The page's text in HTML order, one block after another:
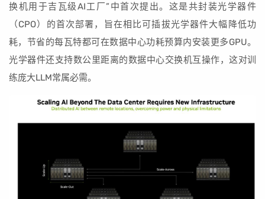
换机用于吉瓦级AI工厂”中首次提出。这是共封装光学器件
（CPO）的首次部署，旨在相比可插拔光学器件大幅降低功
耗，节省的每瓦特都可在数据中心功耗预算内安装更多GPU。
光学器件还支持数公里距离的数据中心交换机互操作，这对训
练庞大LLM常属必需。